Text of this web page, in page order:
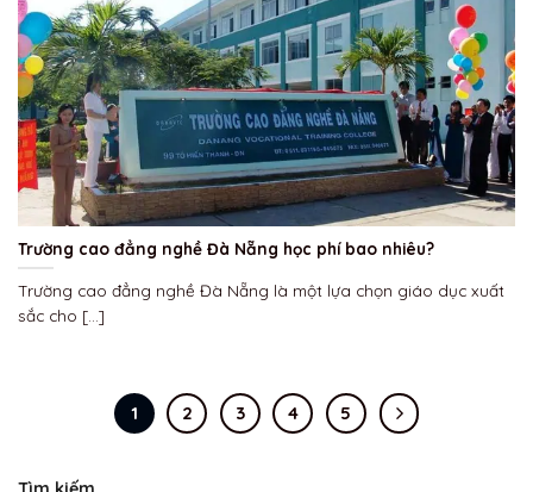
Trường cao đẳng nghề Đà Nẵng học phí bao nhiêu?
Trường cao đẳng nghề Đà Nẵng là một lựa chọn giáo dục xuất
sắc cho [...]
1 2 3 4 5